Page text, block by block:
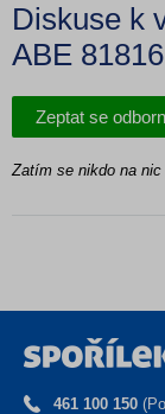
Diskuse k
ABE
Zeptat se
Zatím se nikdo na
461 100 150